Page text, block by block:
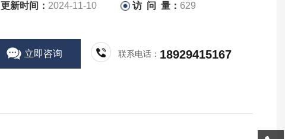
更新时间： 2024-11-10 访 问 量： 629
立即咨询 联系电话： 18929415167